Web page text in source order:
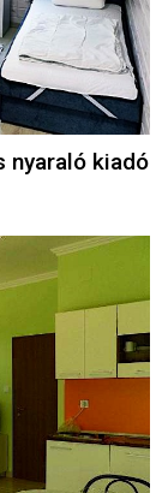
nyaraló kiadó